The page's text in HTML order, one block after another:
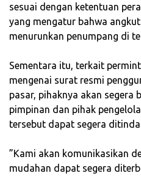
sesuai dengan ketentuan
yang mengatur bahwa
menurunkan penumpang di
‎Sementara itu, terkait
mengenai surat resmi
pasar, pihaknya akan segera
pimpinan dan pihak
tersebut dapat segera
‎”Kami akan komunikasikan
mudahan dapat segera